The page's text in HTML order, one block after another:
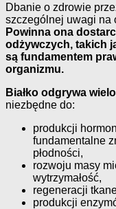
Dbanie o zdrowie
szczególnej uwagi na
Powinna ona
odżywczych, takich
są fundamentem
organizmu.
Białko odgrywa
niezbędne do:
produkcji
fundamentalne
płodności,
rozwoju masy
wytrzymałość,
regeneracji
produkcji